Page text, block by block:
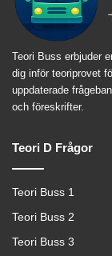
Teori Buss erbjuder
dig inför teoriprovet
uppdaterade
och föreskrifter.
Teori D Frågor
Teori Buss 1
Teori Buss 2
Teori Buss 3